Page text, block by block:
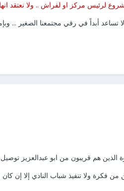
لرئيس مركز او لفراش .. ولا نعتقد
لا تساعد أبداً في رقي مجتمعنا الصغير ...
الذين هم قريبون من ابو عبدالعزيز توصيل
فكرة ولا تنفيذ شباب النادي إلا إن